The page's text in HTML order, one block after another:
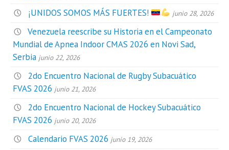
¡UNIDOS SOMOS MÁS FUERTES! junio 28, 2026
Venezuela reescribe su Historia en el Campeonato
Mundial de Apnea Indoor CMAS 2026 en Novi Sad,
Serbia junio 22, 2026
2do Encuentro Nacional de Rugby Subacuático
FVAS 2026 junio 21, 2026
2do Encuentro Nacional de Hockey Subacuático
FVAS 2026 junio 20, 2026
Calendario FVAS 2026 junio 19, 2026